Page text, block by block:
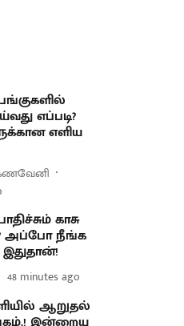
எப்படி?
எளிய
காசு
அப்போ நீங்க
48 minutes ago
ஆறுதல்